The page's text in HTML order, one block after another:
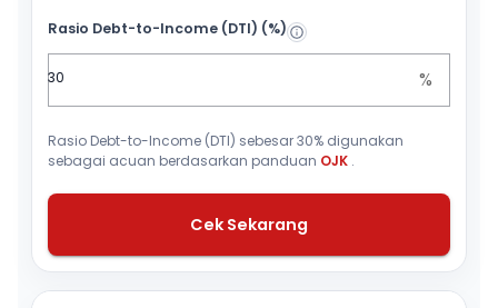
Rasio Debt-to-Income (DTI) (%)
%
Rasio Debt-to-Income (DTI) sebesar 30% digunakan
sebagai acuan berdasarkan panduan OJK .
Cek Sekarang